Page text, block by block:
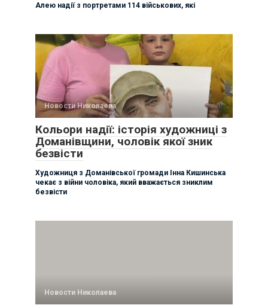
Алею надії з портретами 114 військових, які
Новости Николаева
Кольори надії: історія художниці з
Доманівщини, чоловік якої зник
безвісти
Художниця з Доманівської громади Інна Кишинська
чекає з війни чоловіка, який вважається зниклим
безвісти
Новости Николаева